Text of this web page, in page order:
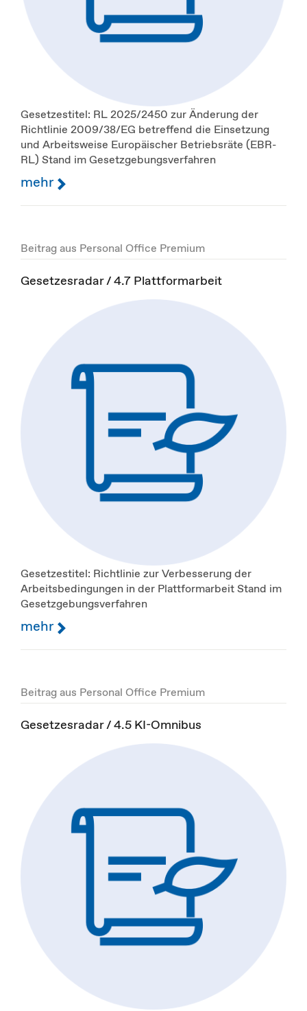
Gesetzestitel: RL 2025/2450 zur Änderung der
Richtlinie 2009/38/EG betreffend die Einsetzung
und Arbeitsweise Europäischer Betriebsräte (EBR-
RL) Stand im Gesetzgebungsverfahren
mehr
Beitrag aus Personal Office Premium
Gesetzesradar / 4.7 Plattformarbeit
Gesetzestitel: Richtlinie zur Verbesserung der
Arbeitsbedingungen in der Plattformarbeit Stand im
Gesetzgebungsverfahren
mehr
Beitrag aus Personal Office Premium
Gesetzesradar / 4.5 KI-Omnibus